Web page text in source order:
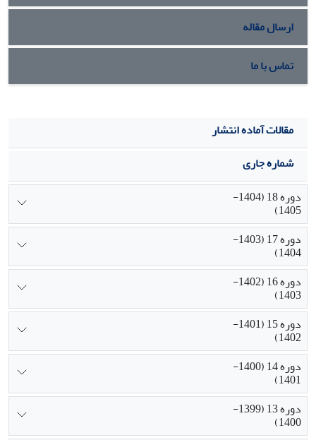
ارسال مقاله
تماس با ما
مقالات آماده انتشار
شماره جاری
دوره 18 (1404-
1405)
دوره 17 (1403-
1404)
دوره 16 (1402-
1403)
دوره 15 (1401-
1402)
دوره 14 (1400-
1401)
دوره 13 (1399-
1400)